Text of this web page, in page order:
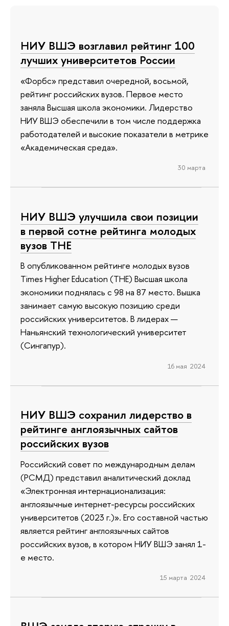
НИУ ВШЭ возглавил рейтинг 100
лучших университетов России
«Форбс» представил очередной, восьмой,
рейтинг российских вузов. Первое место
заняла Высшая школа экономики. Лидерство
НИУ ВШЭ обеспечили в том числе поддержка
работодателей и высокие показатели в метрике
«Академическая среда».
30 марта
НИУ ВШЭ улучшила свои позиции
в первой сотне рейтинга молодых
вузов ТНЕ
В опубликованном рейтинге молодых вузов
Times Higher Education (ТНЕ) Высшая школа
экономики поднялась с 98 на 87 место. Вышка
занимает самую высокую позицию среди
российских университетов. В лидерах —
Наньянский технологический университет
(Сингапур).
16 мая 2024
НИУ ВШЭ сохранил лидерство в
рейтинге англоязычных сайтов
российских вузов
Российский совет по международным делам
(РСМД) представил аналитический доклад
«Электронная интернационализация:
англоязычные интернет-ресурсы российских
университетов (2023 г.)». Его составной частью
является рейтинг англоязычных сайтов
российских вузов, в котором НИУ ВШЭ занял 1-
е место.
15 марта 2024